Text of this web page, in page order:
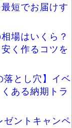
短でお届けす
場はいくら？
く作るコツを
落とし穴】イベ
ある納期トラ
ゼントキャンペ